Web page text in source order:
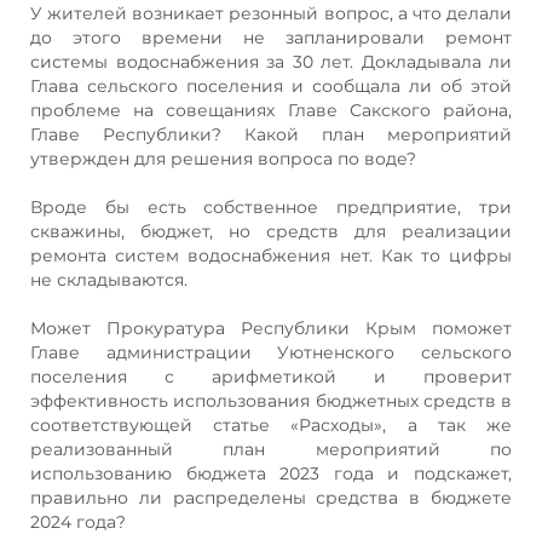
У жителей возникает резонный вопрос, а что делали
до этого времени не запланировали ремонт
системы водоснабжения за 30 лет. Докладывала ли
Глава сельского поселения и сообщала ли об этой
проблеме на совещаниях Главе Сакского района,
Главе Республики? Какой план мероприятий
утвержден для решения вопроса по воде?
Вроде бы есть собственное предприятие, три
скважины, бюджет, но средств для реализации
ремонта систем водоснабжения нет. Как то цифры
не складываются.
Может Прокуратура Республики Крым поможет
Главе администрации Уютненского сельского
поселения с арифметикой и проверит
эффективность использования бюджетных средств в
соответствующей статье «Расходы», а так же
реализованный план мероприятий по
использованию бюджета 2023 года и подскажет,
правильно ли распределены средства в бюджете
2024 года?